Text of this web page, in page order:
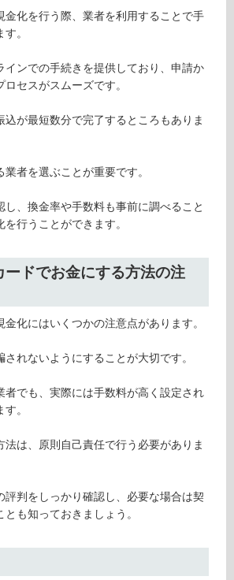
金化を行う際、業者を利用することで手
。
インでの手続きを提供しており、申請か
セスがスムーズです。
込が最短数分で完了するところもありま
業者を選ぶことが重要です。
し、換金率や手数料も事前に調べること
行うことができます。
ードでお金にする方法の注
化にはいくつかの注意点があります。
されないようにすることが大切です。
者でも、実際には手数料が高く設定され
。
法は、原則自己責任で行う必要がありま
評判をしっかり確認し、必要な場合は契
も知っておきましょう。